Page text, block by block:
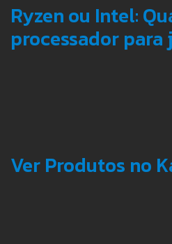
Ryzen ou Intel:
processador para
Ver Produtos no